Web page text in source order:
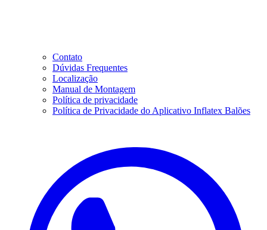
Contato
Dúvidas Frequentes
Localização
Manual de Montagem
Política de privacidade
Política de Privacidade do Aplicativo Inflatex Balões